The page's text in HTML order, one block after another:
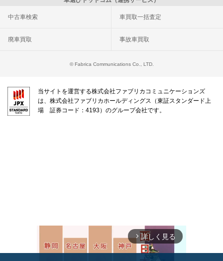
中古車検索 車買取一括査定
廃車買取 事故車買取
© Fabrica Communications Co., LTD.
当サイトを運営する株式会社ファブリカコミュニケーションズ
は、株式会社ファブリカホールディングス（東証スタンダード上
場 証券コード：4193）のグループ会社です。
arrow_forward_ios 詳しく見る